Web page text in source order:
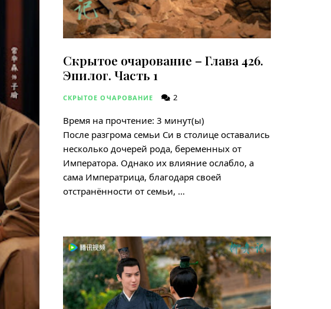
Скрытое очарование – Глава 426.
Эпилог. Часть 1
СКРЫТОЕ ОЧАРОВАНИЕ 2
Время на прочтение: 3 минут(ы)
После разгрома семьи Си в столице оставались
несколько дочерей рода, беременных от
Императора. Однако их влияние ослабло, а
сама Императрица, благодаря своей
отстранённости от семьи, …